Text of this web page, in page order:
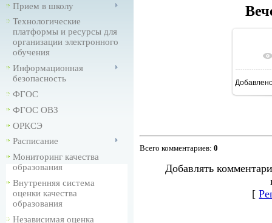
Прием в школу
Технологические
платформы и ресурсы для
организации электронного
обучения
Информационная
безопасность
ФГОС
ФГОС ОВЗ
ОРКСЭ
Расписание
Мониторинг качества
образования
Внутренняя система
оценки качества
образования
Независимая оценка
В
Всего комментариев: 0
Добавлять
[